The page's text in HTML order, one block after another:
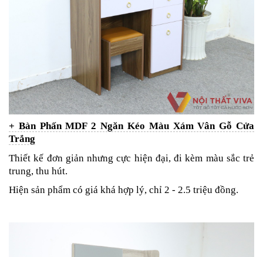
+ Bàn Phấn MDF 2 Ngăn Kéo Màu Xám Vân Gỗ Cửa
Trắng
Thiết kế đơn giản nhưng cực hiện đại, đi kèm màu sắc trẻ
trung, thu hút.
Hiện sản phẩm có giá khá hợp lý, chỉ 2 - 2.5 triệu đồng.